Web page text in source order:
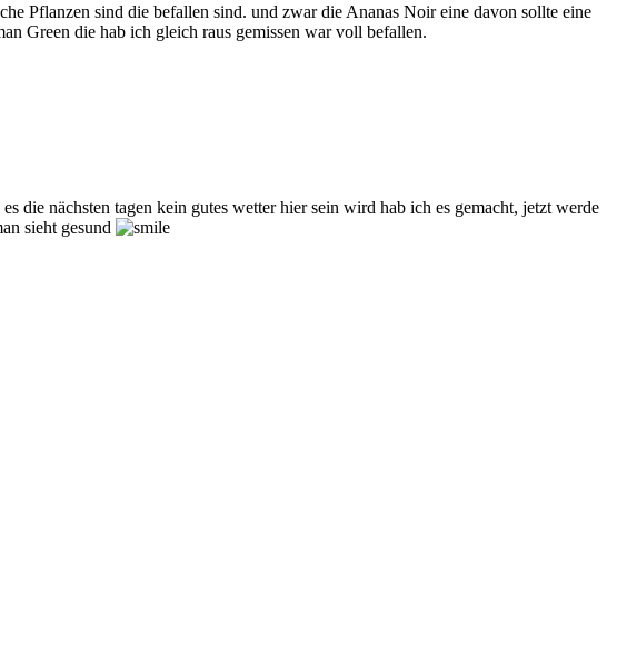
Pflanzen sind die befallen sind. und zwar die Ananas Noir eine davon sollte eine
Green die hab ich gleich raus gemissen war voll befallen.
nächsten tagen kein gutes wetter hier sein wird hab ich es gemacht, jetzt werde
sieht gesund